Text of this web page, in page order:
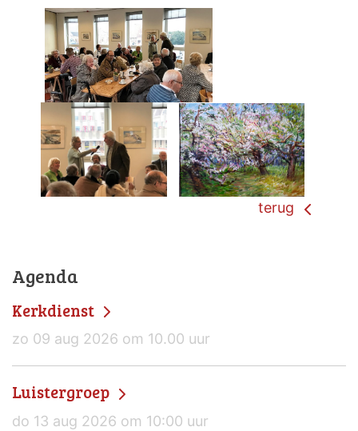
terug
Agenda
Kerkdienst
zo 09 aug 2026 om 10.00 uur
Luistergroep
do 13 aug 2026 om 10:00 uur